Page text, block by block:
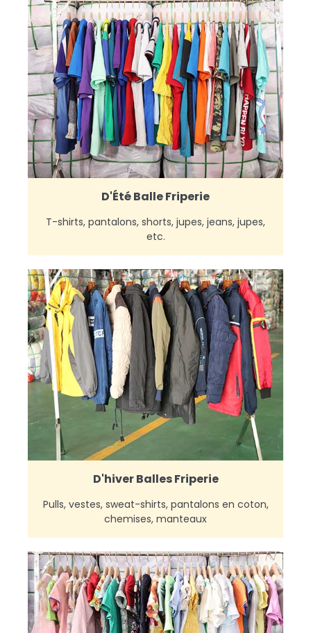
D'Été Balle Friperie
T-shirts, pantalons, shorts, jupes, jeans, jupes,
etc.
D'hiver Balles Friperie
Pulls, vestes, sweat-shirts, pantalons en coton,
chemises, manteaux